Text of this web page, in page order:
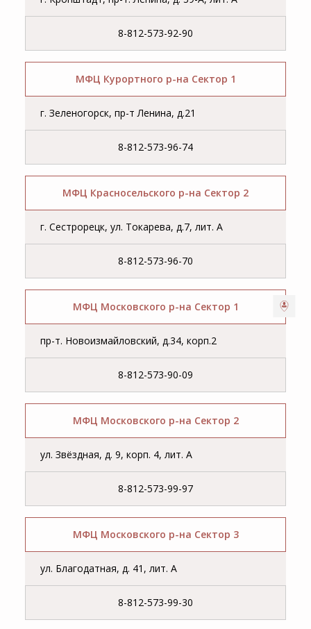
8-812-573-92-90
МФЦ Курортного р-на Сектор 1
г. Зеленогорск, пр-т Ленина, д.21
8-812-573-96-74
МФЦ Красносельского р-на Сектор 2
г. Сестрорецк, ул. Токарева, д.7, лит. А
8-812-573-96-70
МФЦ Московского р-на Сектор 1
пр-т. Новоизмайловский, д.34, корп.2
8-812-573-90-09
МФЦ Московского р-на Сектор 2
ул. Звёздная, д. 9, корп. 4, лит. А
8-812-573-99-97
МФЦ Московского р-на Сектор 3
ул. Благодатная, д. 41, лит. А
8-812-573-99-30